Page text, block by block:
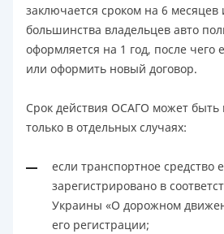
заключается сроком на 6 месяцев
большинства владельцев авто
оформляется на 1 год, после чего
или оформить новый договор.
Срок действия ОСАГО может
только в отдельных случаях:
если транспортное средство
зарегистрировано в
Украины «О дорожном
его регистрации;